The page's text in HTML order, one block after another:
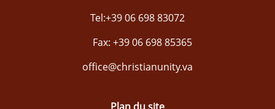
Tel:+39 06 698 83072
Fax: +39 06 698 85365
office@christianunity.va